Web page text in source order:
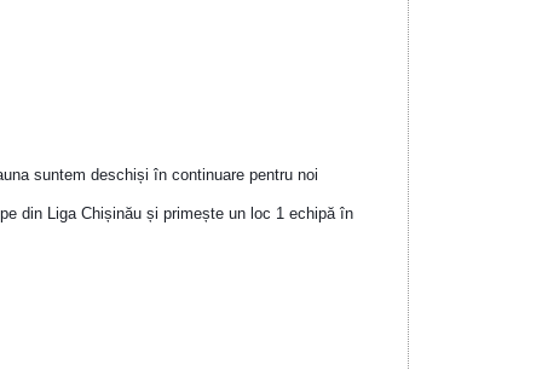
suntem deschiși în continuare pentru noi
din Liga Chișinău și primește un loc 1 echipă în